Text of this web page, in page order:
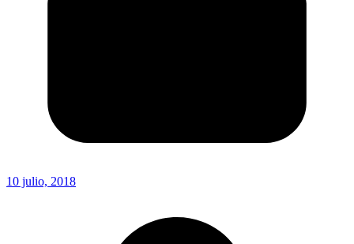
10 julio, 2018